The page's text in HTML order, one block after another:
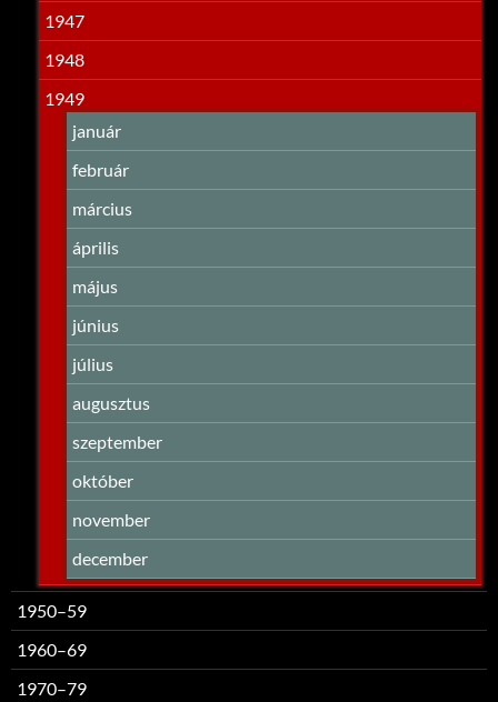
1947
1948
1949
január
február
március
április
május
június
július
augusztus
szeptember
október
november
december
1950–59
1960–69
1970–79